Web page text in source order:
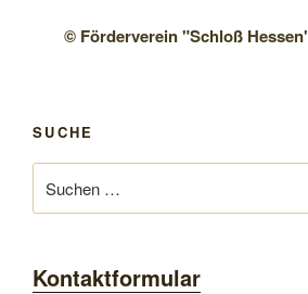
© Förderverein "Schloß
SUCHE
nach:
Kontaktformular